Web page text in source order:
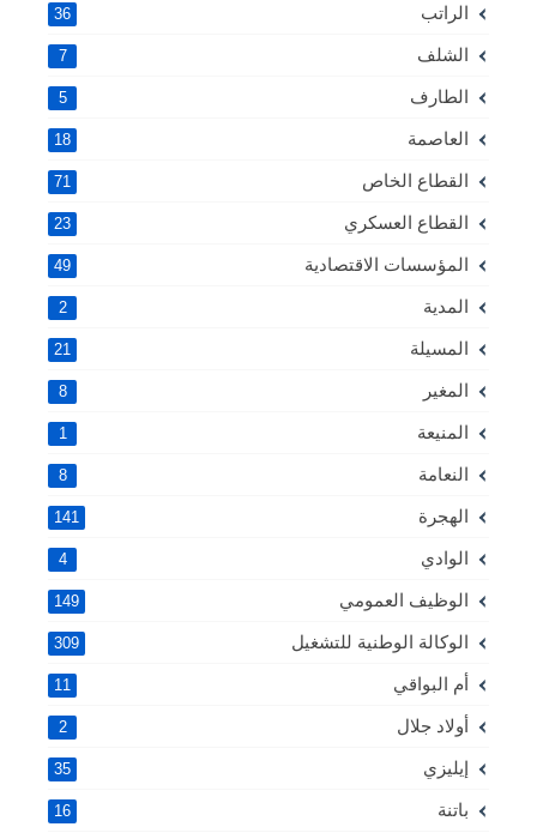
الراتب 36
الشلف 7
الطارف 5
العاصمة 18
القطاع الخاص 71
القطاع العسكري 23
المؤسسات الاقتصادية 49
المدية 2
المسيلة 21
المغير 8
المنيعة 1
النعامة 8
الهجرة 141
الوادي 4
الوظيف العمومي 149
الوكالة الوطنية للتشغيل 309
أم البواقي 11
أولاد جلال 2
إيليزي 35
باتنة 16